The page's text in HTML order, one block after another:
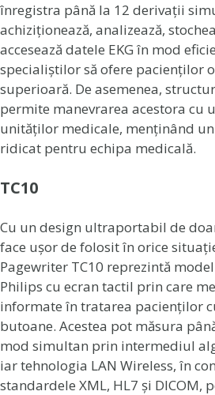
înregistra până la 12 derivații
achiziționează, analizează,
accesează datele EKG în mod
specialiștilor să ofere pacienților
superioară. De asemenea,
permite manevrarea acestora cu
unităților medicale, menținând
ridicat pentru echipa medicală.
TC10
Cu un design ultraportabil de
face ușor de folosit în orice
Pagewriter TC10 reprezintă
Philips cu ecran tactil prin care
informate în tratarea pacienților
butoane. Acestea pot măsura
mod simultan prin intermediul
iar tehnologia LAN Wireless, în
standardele XML, HL7 și DICOM,